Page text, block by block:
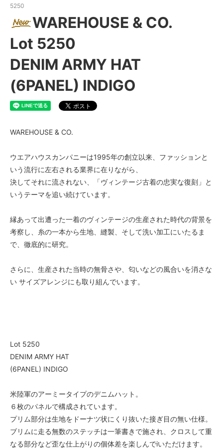
5250
WAREHOUSE & CO.
Lot 5250
DENIM ARMY HAT
(6PANEL) INDIGO
WAREHOUSE & CO.
ウエアハウスカンパニーは1995年の創立以来、ファッションと
いう流行に左右される業界に在りながら、
決してそれに流されない、「ヴィンテージ古着の忠実な復刻」と
いうテーマを追い続けています。
縁あって出遭った一着のヴィンテージの生産された時代の背景を
考察し、糸の一本から生地、縫製、そして洗い加工にいたるま
で、徹底的に研究。
さらに、生産された当時の無骨さや、匂いなどの風合いを消さな
い サイズアレンジにも取り組んでいます。
Lot 5250
DENIM ARMY HAT
(6PANEL) INDIGO
米陸軍のアーミータイプのデニムハット。
６枚のパネルで構成されています。
プリム部分は生地をドーナツ状にくり抜いた接ぎ目の無い仕様。
ブリムに走る無数のステッチは一筆書きで施され、クロスして重
なる部分など歪な仕上がりの個体差を楽しんでiいただけます。